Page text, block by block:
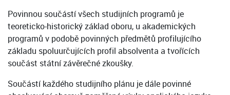
Povinnou součástí všech studijních programů je
teoreticko-historický základ oboru, u akademických
programů v podobě povinných předmětů profilujícího
základu spoluurčujících profil absolventa a tvořících
součást státní závěrečné zkoušky.
Součástí každého studijního plánu je dále povinné